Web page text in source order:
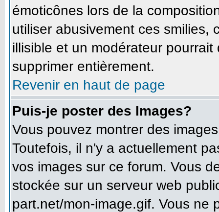
émoticônes lors de la
utiliser abusivement ces smilies,
illisible et un modérateur
supprimer entièrement.
Revenir en haut de page
Puis-je poster des Images?
Vous pouvez montrer des
Toutefois, il n'y a actuellement
vos images sur ce forum. Vous
stockée sur un serveur web
part.net/mon-image.gif. Vous ne